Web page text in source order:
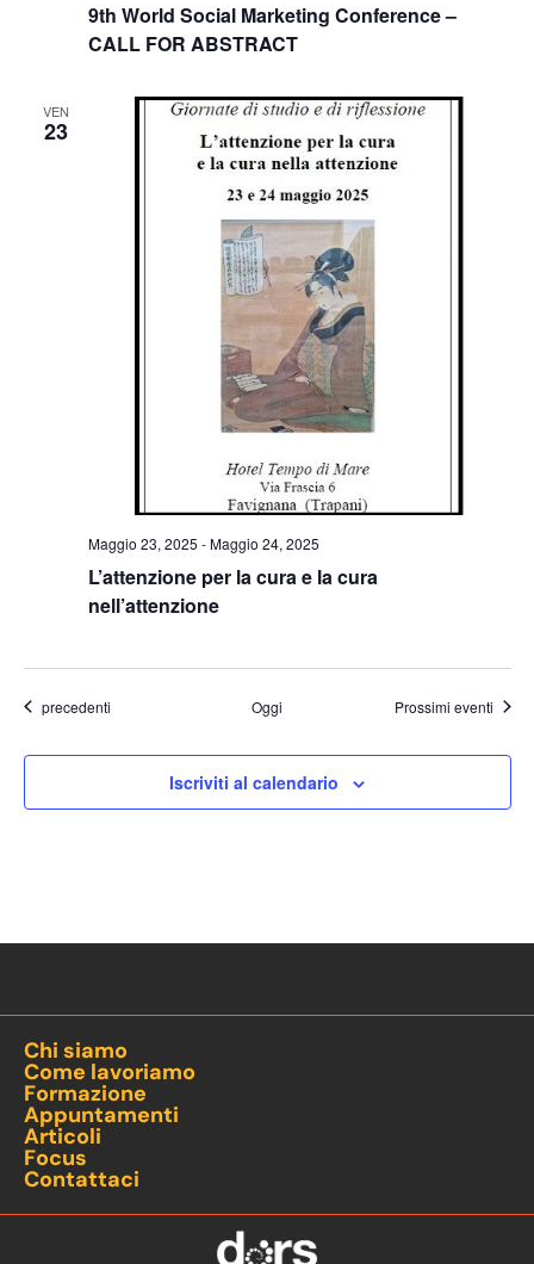
9th World Social Marketing Conference –
CALL FOR ABSTRACT
VEN
23
L’attenzione per la cura e la cura
nell’attenzione
Maggio 23, 2025 -Maggio 24, 2025
Eventi
precedenti Oggi Prossimi eventi
Iscriviti al calendario
Chi siamo
Come lavoriamo
Formazione
Appuntamenti
Articoli
Focus
Contattaci